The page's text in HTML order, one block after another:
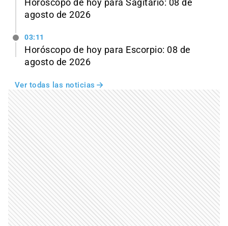
Horóscopo de hoy para Sagitario: 08 de
agosto de 2026
03:11
Horóscopo de hoy para Escorpio: 08 de
agosto de 2026
Ver todas las noticias